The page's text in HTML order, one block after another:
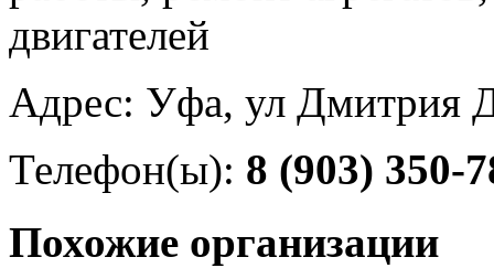
двигателей
Адрес: Уфа, ул Дмитрия
Телефон(ы): 8 (903) 350-
Похожие организации